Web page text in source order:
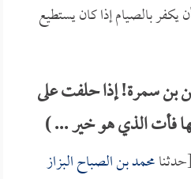
يكفر بالصيام إذا كان يستطيع
بن سمرة! إذا حلفت على
فأت الذي هو خير ... )
محمد بن الصباح البزاز